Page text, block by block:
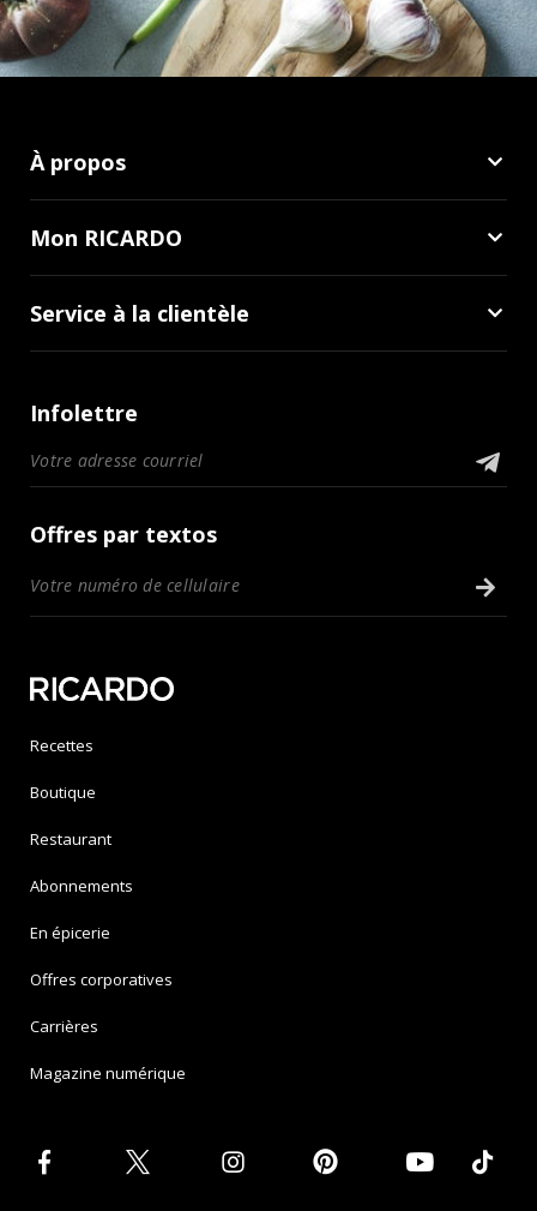
À propos
Mon RICARDO
Service à la clientèle
Infolettre
Offres par textos
Recettes
Boutique
Restaurant
Abonnements
En épicerie
Offres corporatives
Carrières
Magazine numérique